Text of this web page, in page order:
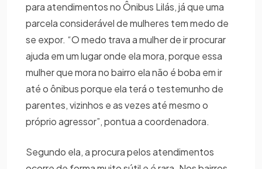
para atendimentos no Ônibus Lilás, já que uma
parcela considerável de mulheres tem medo de
se expor. “O medo trava a mulher de ir procurar
ajuda em um lugar onde ela mora, porque essa
mulher que mora no bairro ela não é boba em ir
até o ônibus porque ela terá o testemunho de
parentes, vizinhos e as vezes até mesmo o
próprio agressor”, pontua a coordenadora.
Segundo ela, a procura pelos atendimentos